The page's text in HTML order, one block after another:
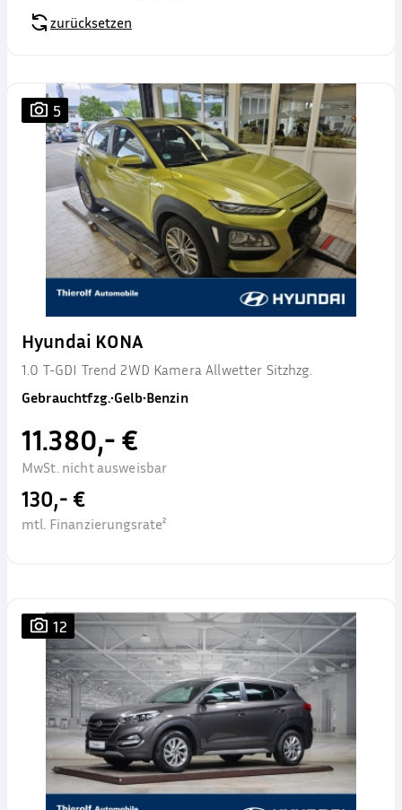
zurücksetzen
5
Hyundai KONA
1.0 T-GDI Trend 2WD Kamera Allwetter Sitzhzg.
Gebrauchtfzg.•Gelb•Benzin
11.380,- €
MwSt. nicht ausweisbar
130,- €
mtl. Finanzierungsrate²
12